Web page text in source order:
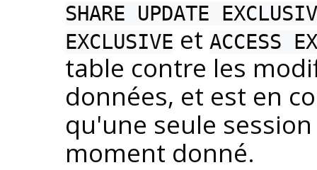
SHARE UPDATE
EXCLUSIVE et ACCESS
table contre les
données, et est en
qu'une seule
moment donné.